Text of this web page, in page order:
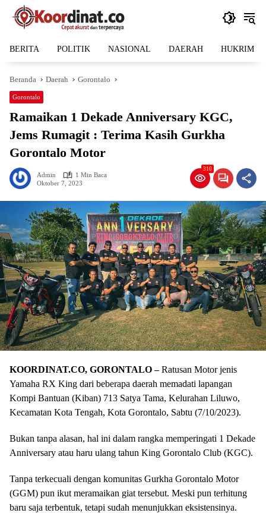
Langsung
BERITA POLITIK NASIONAL DAERAH HUKRIM
Beranda Daerah Gorontalo
Gorontalo
Ramaikan 1 Dekade Anniversary KGC,
Jems Rumagit : Terima Kasih Gurkha
Gorontalo Motor
Admin
1 Min Baca
Oktober 7, 2023
310
KOORDINAT.CO, GORONTALO –Ratusan Motor jenis
Yamaha RX King dari beberapa daerah memadati lapangan
Kompi Bantuan (Kiban) 713 Satya Tama, Kelurahan Liluwo,
Kecamatan Kota Tengah, Kota Gorontalo, Sabtu (7/10/2023).
Bukan tanpa alasan, hal ini dalam rangka memperingati 1 Dekade
Anniversary atau haru ulang tahun King Gorontalo Club (KGC).
Tanpa terkecuali dengan komunitas Gurkha Gorontalo Motor
(GGM) pun ikut meramaikan giat tersebut. Meski pun terhitung
baru saja terbentuk, tetapi sudah menunjukkan eksistensinya.